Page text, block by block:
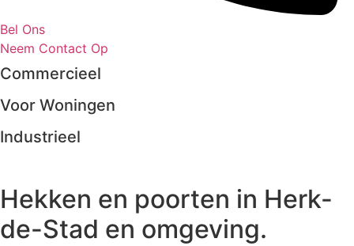
Bel Ons
Neem Contact Op
Commercieel
Voor Woningen
Industrieel
Hekken en poorten in Herk-
de-Stad en omgeving.